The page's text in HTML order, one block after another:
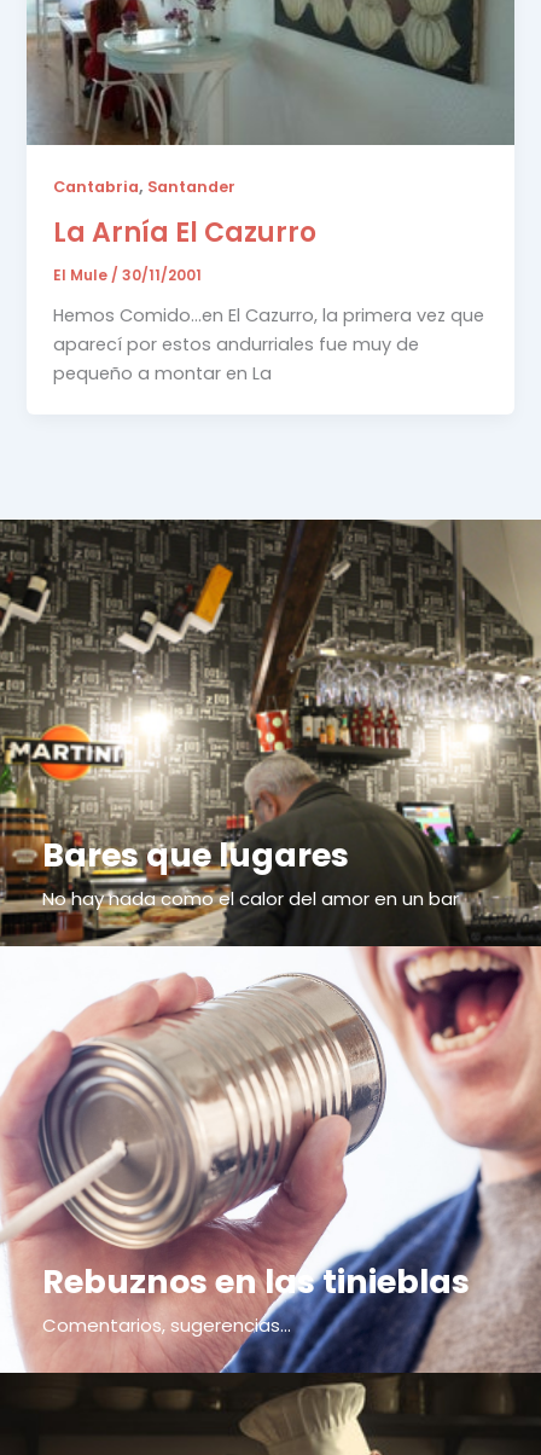
Cantabria, Santander
La Arnía El Cazurro
El Mule /30/11/2001
Hemos Comido…en El Cazurro, la primera vez que
aparecí por estos andurriales fue muy de
pequeño a montar en La
Bares que lugares
No hay nada como el calor del amor en un bar
Rebuznos en las tinieblas
Comentarios, sugerencias...